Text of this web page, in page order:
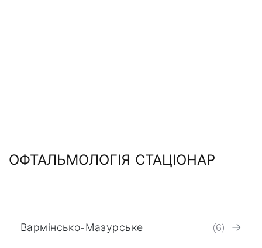
ОФТАЛЬМОЛОГІЯ СТАЦІОНАР
Вармінсько-Мазурське (6)